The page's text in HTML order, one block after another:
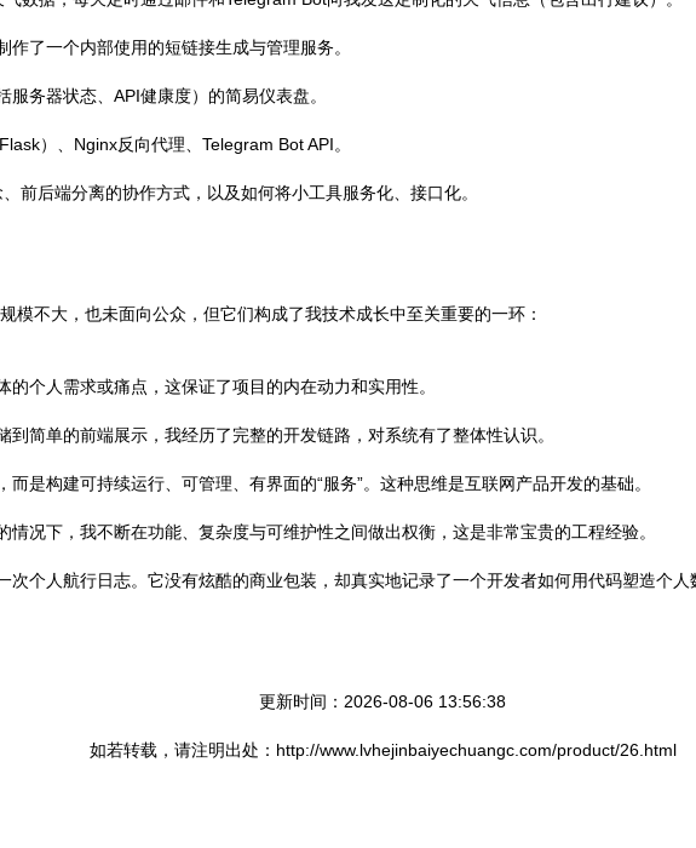
作了一个内部使用的短链接生成与管理服务。
服务器状态、API健康度）的简易仪表盘。
）、Nginx反向代理、Telegram Bot API。
前后端分离的协作方式，以及如何将小工具服务化、接口化。
模不大，也未面向公众，但它们构成了我技术成长中至关重要的一环：
的个人需求或痛点，这保证了项目的内在动力和实用性。
到简单的前端展示，我经历了完整的开发链路，对系统有了整体性认识。
而是构建可持续运行、可管理、有界面的“服务”。这种思维是互联网产品开发的基础。
情况下，我不断在功能、复杂度与可维护性之间做出权衡，这是非常宝贵的工程经验。
次个人航行日志。它没有炫酷的商业包装，却真实地记录了一个开发者如何用代码塑造个
更新时间：2026-08-06 13:56:38
如若转载，请注明出处：http://www.lvhejinbaiyechuangc.com/product/26.html